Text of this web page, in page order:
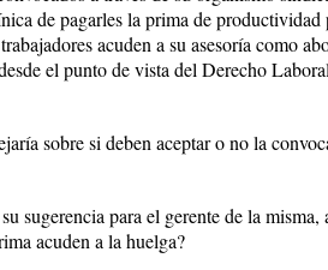
de pagarles la prima de productividad
acuden a su asesoría como
el punto de vista del Derecho
sobre si deben aceptar o no la
sugerencia para el gerente de la
acuden a la huelga?